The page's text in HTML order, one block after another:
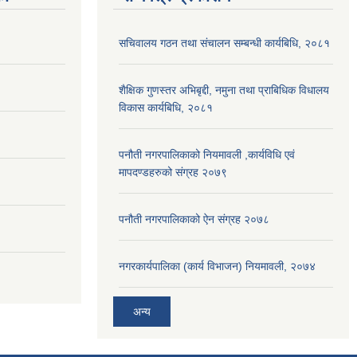
सचिवालय गठन तथा संचालन सम्बन्धी कार्यबिधि, २०८१
शैक्षिक गुणस्तर अभिबृद्दी, नमुना तथा प्राबिधिक विधालय
विकास कार्यबिधि, २०८१
पनौती नगरपालिकाको नियमावली ,कार्यविधि एवं
मापदण्डहरुको संग्रह २०७९
पनौती नगरपालिकाको ऐन संग्रह २०७८
नगरकार्यपालिका (कार्य विभाजन) नियमावली, २०७४
अन्य